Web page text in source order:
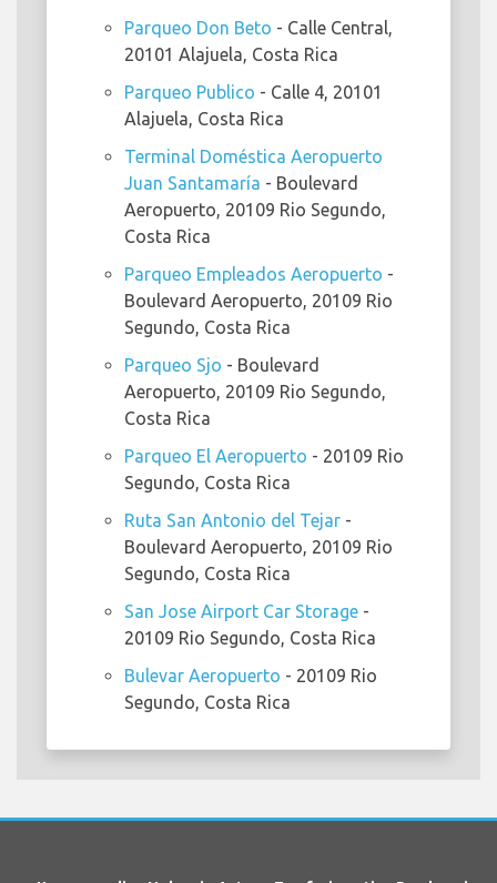
Parqueo Don Beto - Calle Central,
20101 Alajuela, Costa Rica
Parqueo Publico - Calle 4, 20101
Alajuela, Costa Rica
Terminal Doméstica Aeropuerto
Juan Santamaría - Boulevard
Aeropuerto, 20109 Rio Segundo,
Costa Rica
Parqueo Empleados Aeropuerto -
Boulevard Aeropuerto, 20109 Rio
Segundo, Costa Rica
Parqueo Sjo - Boulevard
Aeropuerto, 20109 Rio Segundo,
Costa Rica
Parqueo El Aeropuerto - 20109 Rio
Segundo, Costa Rica
Ruta San Antonio del Tejar -
Boulevard Aeropuerto, 20109 Rio
Segundo, Costa Rica
San Jose Airport Car Storage -
20109 Rio Segundo, Costa Rica
Bulevar Aeropuerto - 20109 Rio
Segundo, Costa Rica